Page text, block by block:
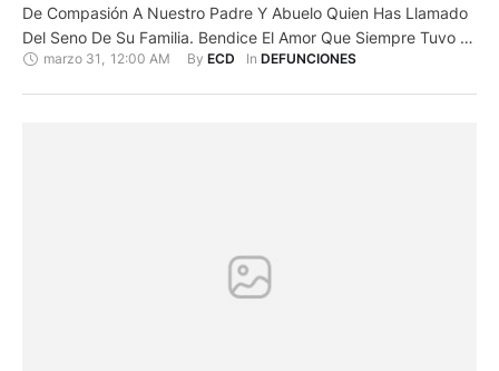
De Compasión A Nuestro Padre Y Abuelo Quien Has Llamado
Del Seno De Su Familia. Bendice El Amor Que Siempre Tuvo A
Los Suyos En La Tierra Y Has Que Desde El Cielo Pueda
marzo 31 12:00 AM By ECD In DEFUNCIONES